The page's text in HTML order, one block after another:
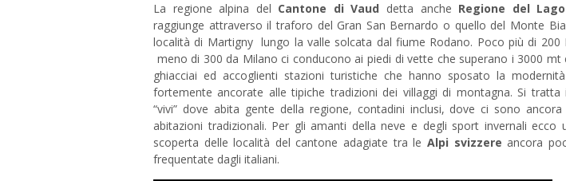
La regione alpina del Cantone di Vaud detta anche Regione del
raggiunge attraverso il traforo del Gran San Bernardo o quello del Monte
località di Martigny lungo la valle solcata dal fiume Rodano. Poco più di 200
meno di 300 da Milano ci conducono ai piedi di vette che superano i 3000 mt
ghiacciai ed accoglienti stazioni turistiche che hanno sposato la
fortemente ancorate alle tipiche tradizioni dei villaggi di montagna. Si tratta
“vivi” dove abita gente della regione, contadini inclusi, dove ci sono
abitazioni tradizionali. Per gli amanti della neve e degli sport invernali ecco
scoperta delle località del cantone adagiate tra le Alpi svizzere ancora
frequentate dagli italiani.